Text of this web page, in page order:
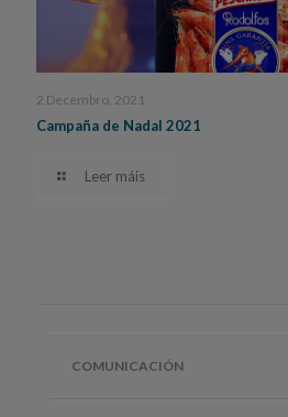
2 Decembro, 2021
Campaña de Nadal 2021
Leer máis
COMUNICACIÓN